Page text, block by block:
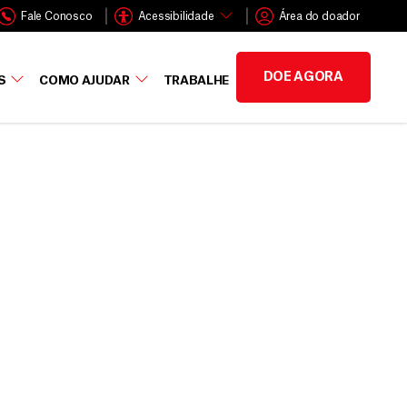
Fale Conosco Acessibilidade Área do doador
COMO AJUDAR TRABALHE DOE AGORA